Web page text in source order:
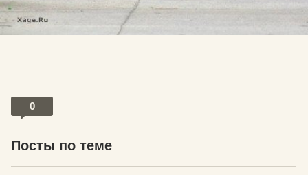
0
Посты по теме